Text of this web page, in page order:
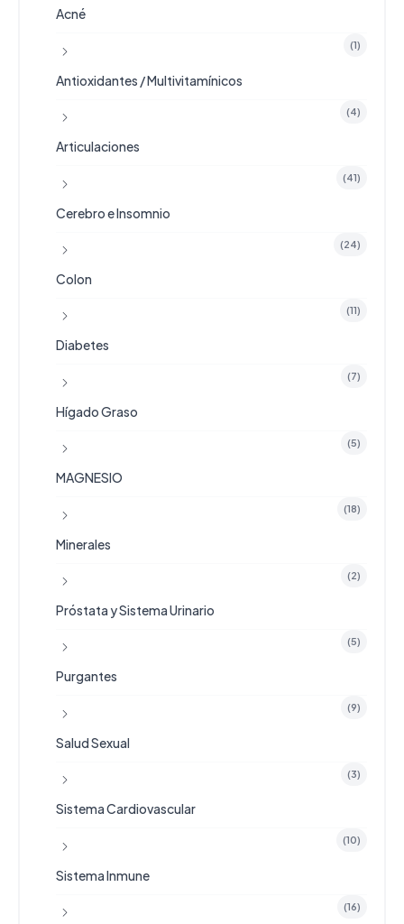
Acné
(1)
Antioxidantes / Multivitamínicos
(4)
Articulaciones
(41)
Cerebro e Insomnio
(24)
Colon
(11)
Diabetes
(7)
Hígado Graso
(5)
MAGNESIO
(18)
Minerales
(2)
Próstata y Sistema Urinario
(5)
Purgantes
(9)
Salud Sexual
(3)
Sistema Cardiovascular
(10)
Sistema Inmune
(16)